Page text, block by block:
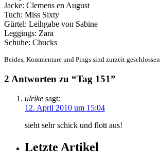
Jacke: Clemens en August
Tuch: Miss Sixty
Gürtel: Leihgabe von Sabine
Leggings: Zara
Schuhe: Chucks
Beides, Kommentare und Pings sind zurzeit geschlossen.
2 Antworten zu “Tag 151”
ulrike sagt:
12. April 2010 um 15:04
sieht sehr schick und flott aus!
Letzte Artikel